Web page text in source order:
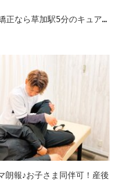
正なら草加駅5分のキュアプ
朗報♪お子さま同伴可！産後